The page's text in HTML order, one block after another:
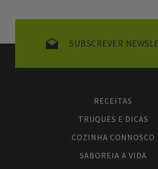
SUBSCREVER
RECEITAS
TRUQUES E DICAS
COZINHA CONNOSCO
SABOREIA A VIDA